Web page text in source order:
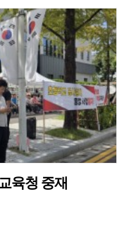
육청 중재